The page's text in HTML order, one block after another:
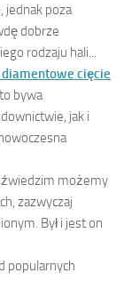
jednak poza
dobrze
rodzaju hali...
cięcie
bywa
jak i
możemy
zazwyczaj
Był i jest on
popularnych